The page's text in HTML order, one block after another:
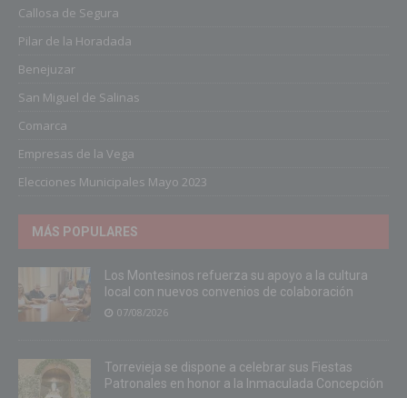
Callosa de Segura
Pilar de la Horadada
Benejuzar
San Miguel de Salinas
Comarca
Empresas de la Vega
Elecciones Municipales Mayo 2023
MÁS POPULARES
Los Montesinos refuerza su apoyo a la cultura
local con nuevos convenios de colaboración
07/08/2026
Torrevieja se dispone a celebrar sus Fiestas
Patronales en honor a la Inmaculada Concepción